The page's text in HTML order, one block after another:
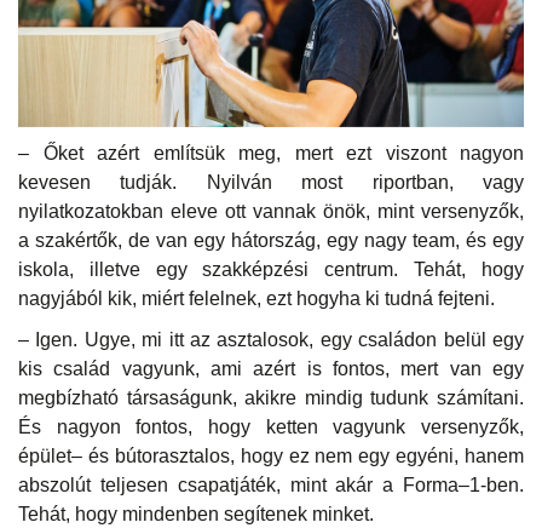
– Őket azért említsük meg, mert ezt viszont nagyon
kevesen tudják. Nyilván most riportban, vagy
nyilatkozatokban eleve ott vannak önök, mint versenyzők,
a szakértők, de van egy hátország, egy nagy team, és egy
iskola, illetve egy szakképzési centrum. Tehát, hogy
nagyjából kik, miért felelnek, ezt hogyha ki tudná fejteni.
– Igen. Ugye, mi itt az asztalosok, egy családon belül egy
kis család vagyunk, ami azért is fontos, mert van egy
megbízható társaságunk, akikre mindig tudunk számítani.
És nagyon fontos, hogy ketten vagyunk versenyzők,
épület– és bútorasztalos, hogy ez nem egy egyéni, hanem
abszolút teljesen csapatjáték, mint akár a Forma–1-ben.
Tehát, hogy mindenben segítenek minket.